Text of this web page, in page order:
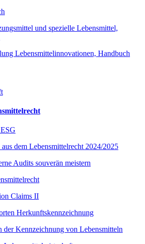
und spezielle Lebensmittel,
Lebensmittelinnovationen, Handbuch
dem Lebensmittelrecht 2024/2025
Audits souverän meistern
Claims II
Herkunftskennzeichnung
der Kennzeichnung von Lebensmitteln